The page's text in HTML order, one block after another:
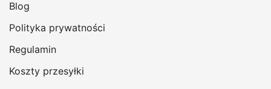
Blog
Polityka prywatności
Regulamin
Koszty przesyłki